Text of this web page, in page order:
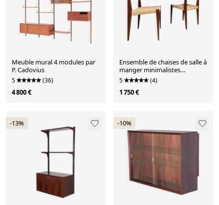
Meuble mural 4 modules par
P. Cadovius
5 (36)
4 800 €
Ensemble de chaises de salle à
manger minimalistes
danoises en teck modèle Pia
avec sièges en corde à papier
par Poul Cadovius pour Royal
5 (4)
1 750 €
-13% -10%